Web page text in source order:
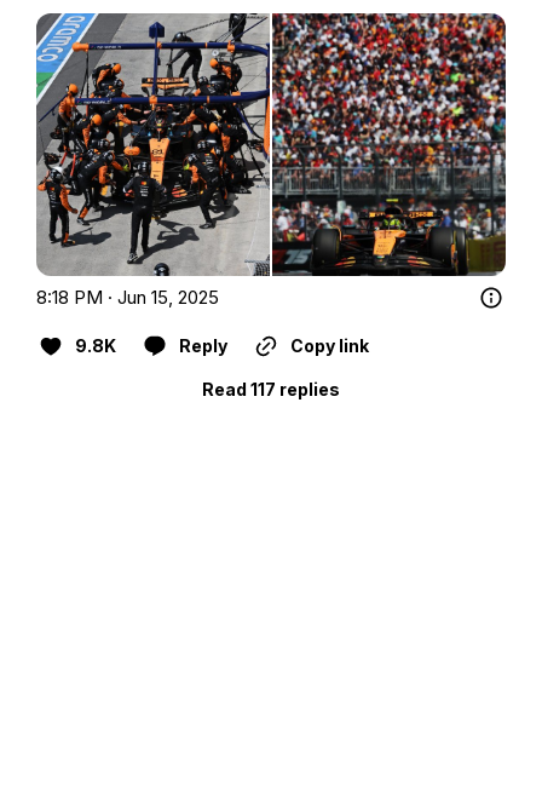
8:18 PM · Jun 15, 2025
9.8K Reply Copy link
Read 117 replies